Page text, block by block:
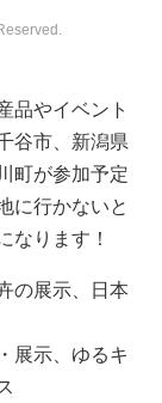
品やイベント
谷市、新潟県
町が参加予定
に行かないと
なります！
の展示、日本
展示、ゆるキ